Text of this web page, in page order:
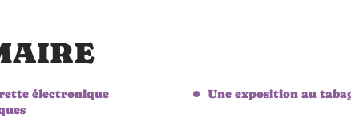
électronique
Une exposition au